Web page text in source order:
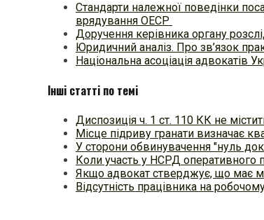
Стандарти належної поведінки
врядування ОЕСР
Доручення керівника органу
Юридичний аналіз. Про зв’язок
Національна асоціація адвокатів
Інші статті по темі
Диспозиція ч. 1 ст. 110 КК не
Місце підриву гранати визначає
У сторони обвинувачення "нуль
Коли участь у НСРД оперативного
Якщо адвокат стверджує, що має
Відсутність працівника на